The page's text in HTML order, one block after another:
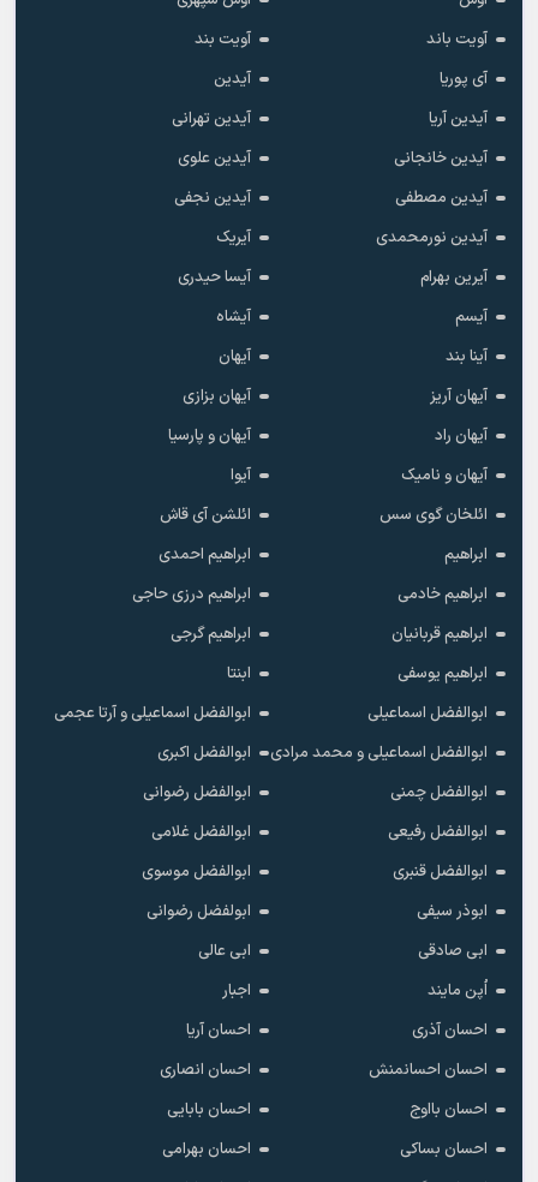
آویت باند
آویت بند
آی پوریا
آیدین
آیدین آریا
آیدین تهرانی
آیدین خانجانی
آیدین علوی
آیدین مصطفی
آیدین نجفی
آیدین نورمحمدی
آیریک
آیرین بهرام
آیسا حیدری
آیسم
آیشاه
آینا بند
آیهان
آیهان آریز
آیهان بزازی
آیهان راد
آیهان و پارسیا
آیهان و نامیک
آیوا
ائلخان گوی سس
ائلشن آی قاش
ابراهیم
ابراهیم احمدی
ابراهیم خادمی
ابراهیم درزی حاجی
ابراهیم قربانیان
ابراهیم گرجی
ابراهیم یوسفی
ابنتا
ابوالفضل اسماعیلی
ابوالفضل اسماعیلی و آرتا عجمی
ابوالفضل اسماعیلی و محمد مرادی
ابوالفضل اکبری
ابوالفضل چمنی
ابوالفضل رضوانی
ابوالفضل رفیعی
ابوالفضل غلامی
ابوالفضل قنبری
ابوالفضل موسوی
ابوذر سیفی
ابولفضل رضوانی
ابی صادقی
ابی عالی
اُپن مایند
اجبار
احسان آذری
احسان آریا
احسان احسانمنش
احسان انصاری
احسان بااوج
احسان بابایی
احسان بساکی
احسان بهرامی